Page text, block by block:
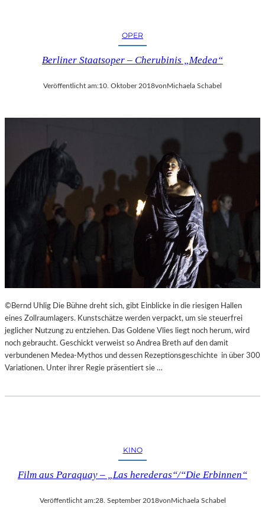
OPER
Berliner Staatsoper – Cherubinis „Medea“
Veröffentlicht am:10. Oktober 2018vonMichaela Schabel
©Bernd Uhlig Die Bühne dreht sich, gibt Einblicke in die riesigen Hallen
eines Zollraumlagers. Kunstschätze werden verpackt, um sie steuerfrei
jeglicher Nutzung zu entziehen. Das Goldene Vlies liegt noch herum, wird
noch gebraucht. Geschickt verweist so Andrea Breth auf den damit
verbundenen Medea-Mythos und dessen Rezeptionsgeschichte in über 300
Variationen. Unter ihrer Regie präsentiert sie …
KINO
Film aus Paraquay – „Las herederas“/“Die Erbinnen“
Veröffentlicht am:28. September 2018von Michaela Schabel